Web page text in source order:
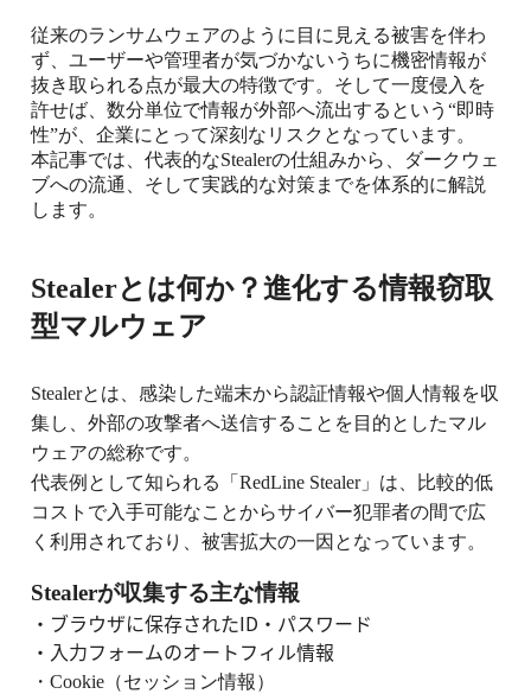
従来のランサムウェアのように目に見える被害を伴わ
ず、ユーザーや管理者が気づかないうちに機密情報が
抜き取られる点が最大の特徴です。そして一度侵入を
許せば、数分単位で情報が外部へ流出するという “即時
性”が、企業にとって深刻なリスクとなっています。
本記事では、代表的なStealerの仕組みから、ダークウェ
ブへの流通、そして実践的な対策までを体系的に解説
します。
Stealerとは何か？進化する情報窃取
型マルウェア
Stealerとは、感染した端末から認証情報や個人情報を収
集し、外部の攻撃者へ送信することを目的としたマル
ウェアの総称です。
代表例として知られる「 RedLine Stealer」は、比較的低
コストで入手可能なことからサイバー犯罪者の間で広
く利用されており、被害拡大の一因となっています。
Stealerが収集する主な情報
・ブラウザに保存されたID ・パスワード
・ 入力フォームのオートフィル情報
・ Cookie （セッション情報）